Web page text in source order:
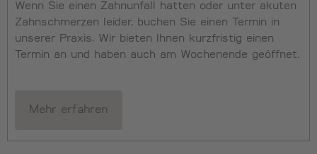
Wenn Sie einen Zahnunfall hatten oder unter akuten
Zahnschmerzen leider, buchen Sie einen Termin in
unserer Praxis. Wir bieten Ihnen kurzfristig einen
Termin an und haben auch am Wochenende geöffnet.
Mehr erfahren